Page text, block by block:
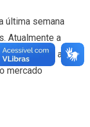
última semana
Atualmente a
Congro e a
mercado